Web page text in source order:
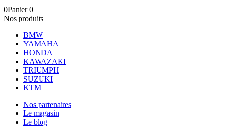
0Panier0
Nos produits
BMW
YAMAHA
HONDA
KAWAZAKI
TRIUMPH
SUZUKI
KTM
Nos partenaires
Le magasin
Le blog